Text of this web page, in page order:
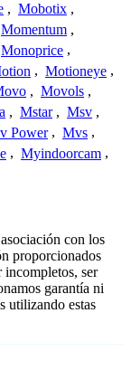
, Mobotix ,
Momentum ,
Monoprice ,
, Motioneye ,
, Movols ,
, Mstar , Msv ,
Power , Mvs ,
, Myindoorcam ,
con los
proporcionados
incompletos, ser
garantía ni
utilizando estas